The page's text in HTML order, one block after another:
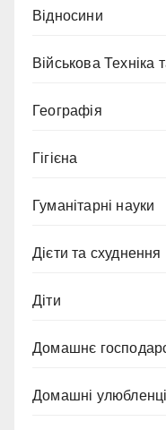
Відносини
Військова Техніка
Географія
Гігієна
Гуманітарні науки
Дієти та схуднення
Діти
Домашнє
Домашні улюбленці